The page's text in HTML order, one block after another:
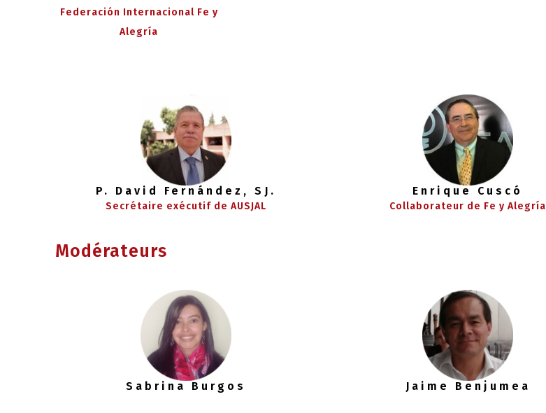
Federación Internacional Fe y
Alegría
P. David Fernández, SJ.
Secrétaire exécutif de AUSJAL
Enrique Cuscó
Collaborateur de Fe y Alegría
Modérateurs
Sabrina Burgos Jaime Benjumea